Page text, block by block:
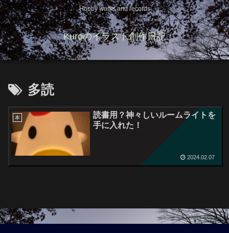
Hobby works and records
Kuroのイラスト創作日記
多読
本
読書用？神々しいルームライトを
手に入れた！
2024.02.07